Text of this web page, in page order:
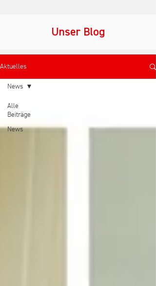
Unser Blog
Aktuelles
Alle
Beiträge
News
News